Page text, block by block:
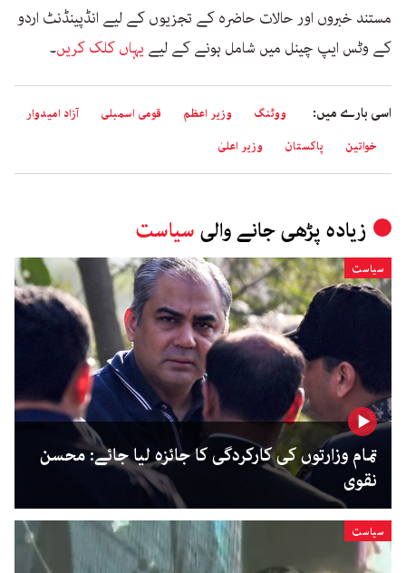
مستند خبروں اور حالات حاضرہ کے تجزیوں کے لیے انڈپینڈنٹ اردو
کے وٹس ایپ چینل میں شامل ہونے کے لیے یہاں کلک کریں۔
اسی بارے میں: ووٹنگ وزیر اعظم قومی اسمبلی
آزاد امیدوار
خواتین
پاکستان وزیر اعلیٰ
زیادہ پڑھی جانے والی سیاست
سیاست
تمام وزارتوں کی کارکردگی کا جائزہ لیا جائے: محسن
نقوی
سیاست